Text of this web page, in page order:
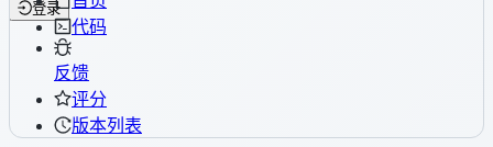
登录
代码
反馈
评分
版本列表